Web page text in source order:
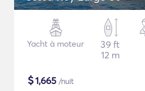
Yacht à moteur
39 ft
12 m
$1,665 /nuit